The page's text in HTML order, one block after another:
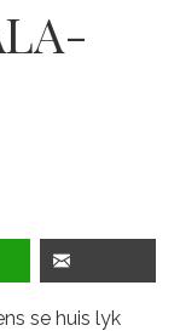
se huis lyk